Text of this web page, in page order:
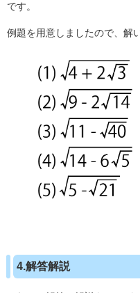
です。
例題を用意しましたので、解
4.解答解説